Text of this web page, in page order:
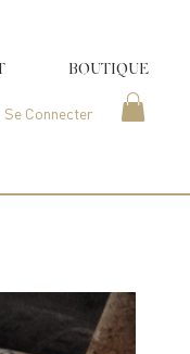
BOUTIQUE
Se Connecter